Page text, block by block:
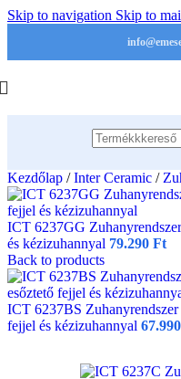
Skip to navigation Skip to
Kezdőlap / Inter Ceramic /
ICT 6237GG
és kézizuhannyal 79.290 Ft
Back to products
ICT 6237BS
fejjel és kézizuhannyal 67.990